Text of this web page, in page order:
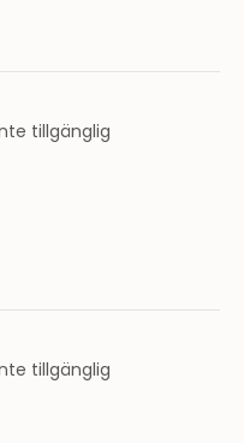
tillgänglig
tillgänglig